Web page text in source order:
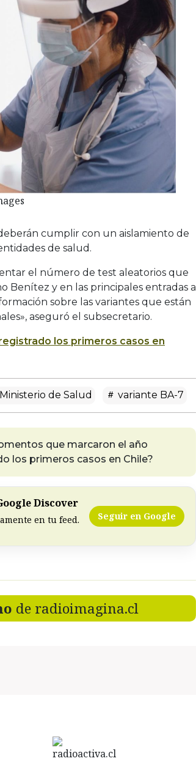
cumplir con un aislamiento de
de salud.
el número de test aleatorios que
Benítez y en las principales entradas a
sobre las variantes que están
aseguró el subsecretario.
los primeros casos en
Ministerio de Salud variante BA-7
que marcaron el año
los primeros casos en Chile?
Discover
en tu feed. Seguir en Google
de radioimagina.cl